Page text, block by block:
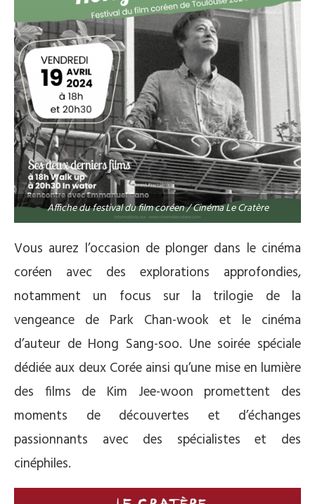
Affiche du festival du film coréen / Cinéma Le Cratère
Vous aurez l’occasion de plonger dans le cinéma
coréen avec des explorations approfondies,
notamment un focus sur la trilogie de la
vengeance de Park Chan-wook et le cinéma
d’auteur de Hong Sang-soo. Une soirée spéciale
dédiée aux deux Corée ainsi qu’une mise en lumière
des films de Kim Jee-woon promettent des
moments de découvertes et d’échanges
passionnants avec des spécialistes et des
cinéphiles.